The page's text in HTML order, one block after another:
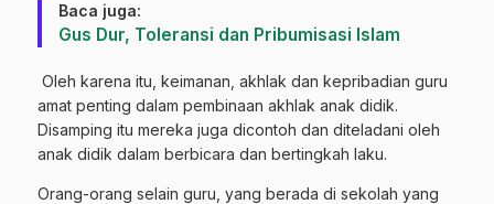
Baca juga:
Gus Dur, Toleransi dan Pribumisasi Islam
Oleh karena itu, keimanan, akhlak dan kepribadian guru
amat penting dalam pembinaan akhlak anak didik.
Disamping itu mereka juga dicontoh dan diteladani oleh
anak didik dalam berbicara dan bertingkah laku.
Orang-orang selain guru, yang berada di sekolah yang